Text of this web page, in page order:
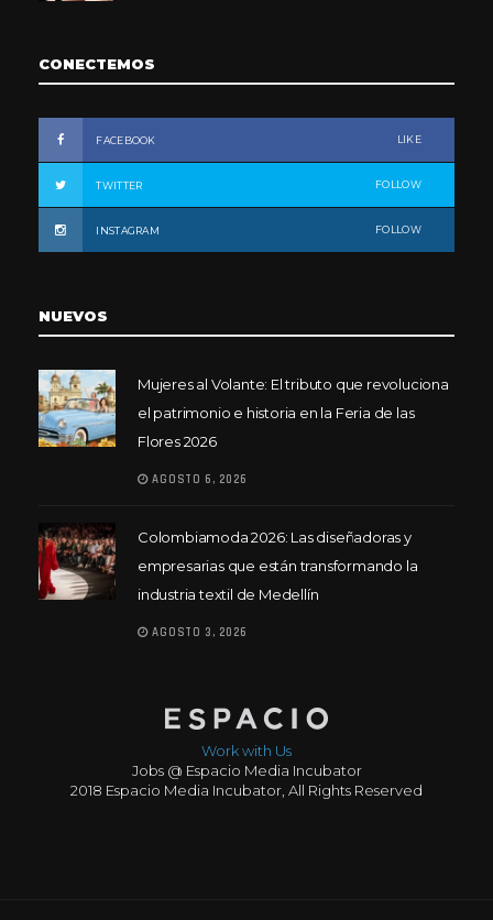
CONECTEMOS
FACEBOOK LIKE
TWITTER FOLLOW
INSTAGRAM FOLLOW
NUEVOS
Mujeres al Volante: El tributo que revoluciona
el patrimonio e historia en la Feria de las
Flores 2026
AGOSTO 6, 2026
Colombiamoda 2026: Las diseñadoras y
empresarias que están transformando la
industria textil de Medellín
AGOSTO 3, 2026
Work with Us
Jobs @ Espacio Media Incubator
2018 Espacio Media Incubator, All Rights Reserved